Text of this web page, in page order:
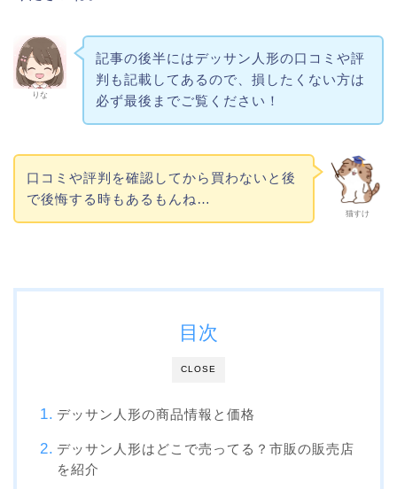
りな
記事の後半にはデッサン人形の口コミや評
判も記載してあるので、損したくない方は
必ず最後までご覧ください！
猫すけ
口コミや評判を確認してから買わないと後
で後悔する時もあるもんね…
CLOSE
目次
デッサン人形の商品情報と価格
デッサン人形はどこで売ってる？市販の販売店
を紹介